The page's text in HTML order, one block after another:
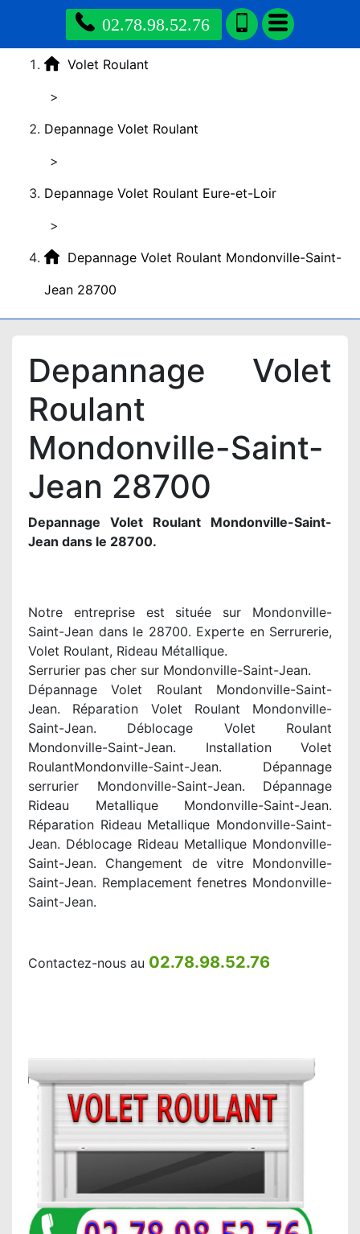
02.78.98.52.76
Volet Roulant
>
Depannage Volet Roulant
>
Depannage Volet Roulant Eure-et-Loir
>
Depannage Volet Roulant Mondonville-Saint-
Jean 28700
Depannage Volet
Roulant
Mondonville-Saint-
Jean 28700
Depannage Volet Roulant Mondonville-Saint-
Jean dans le 28700.
Notre entreprise est située sur Mondonville-
Saint-Jean dans le 28700. Experte en Serrurerie,
Volet Roulant, Rideau Métallique.
Serrurier pas cher sur Mondonville-Saint-Jean.
Dépannage Volet Roulant Mondonville-Saint-
Jean. Réparation Volet Roulant Mondonville-
Saint-Jean. Déblocage Volet Roulant
Mondonville-Saint-Jean. Installation Volet
RoulantMondonville-Saint-Jean. Dépannage
serrurier Mondonville-Saint-Jean. Dépannage
Rideau Metallique Mondonville-Saint-Jean.
Réparation Rideau Metallique Mondonville-Saint-
Jean. Déblocage Rideau Metallique Mondonville-
Saint-Jean. Changement de vitre Mondonville-
Saint-Jean. Remplacement fenetres Mondonville-
Saint-Jean.
Contactez-nous au 02.78.98.52.76